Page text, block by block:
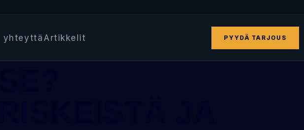
yhteyttäArtikkelit PYYDÄ TARJOUS